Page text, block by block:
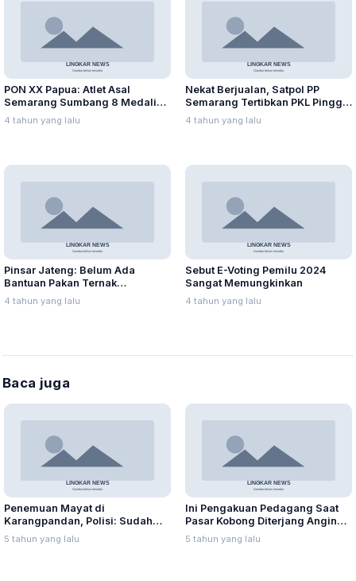
PON XX Papua: Atlet Asal
Semarang Sumbang 8 Medali
hingga Hari Ke-4
4 tahun yang lalu
Nekat Berjualan, Satpol PP
Semarang Tertibkan PKL Pinggir
Jalan Simongan
4 tahun yang lalu
Pinsar Jateng: Belum Ada
Bantuan Pakan Ternak
Bersubsidi dari Pemerintah
4 tahun yang lalu
Sebut E-Voting Pemilu 2024
Sangat Memungkinkan
4 tahun yang lalu
Baca juga
Penemuan Mayat di
Karangpandan, Polisi: Sudah
Meninggal 2 Hari
5 tahun yang lalu
Ini Pengakuan Pedagang Saat
Pasar Kobong Diterjang Angin
Kencang
5 tahun yang lalu